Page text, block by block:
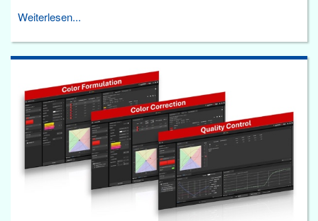
Weiterlesen...